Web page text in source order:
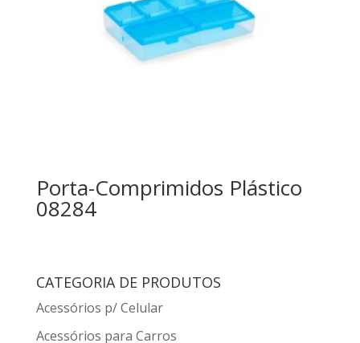
Porta-Comprimidos Plástico
08284
CATEGORIA DE PRODUTOS
Acessórios p/ Celular
Acessórios para Carros